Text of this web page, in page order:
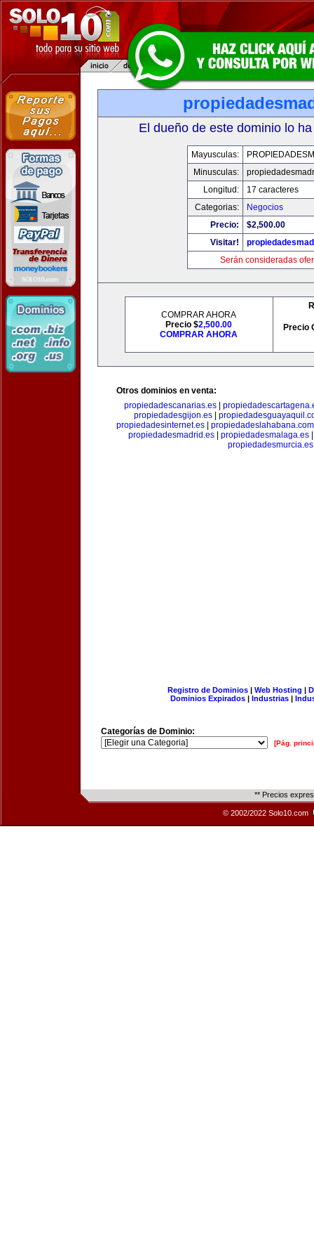
El dueño de este dominio lo
Mayusculas:
Minusculas:
Longitud:
17 caracteres
Categorias:
Negocios
Precio:
$2,500.00
Visitar!
Serán consideradas
COMPRAR AHORA
Precio $2,500.00
COMPRAR AHORA
Precio
Otros dominios en venta:
propiedadescanarias.es|
propiedadesgijon.es
propiedadesinternet.es
propiedadeslahabana.com
propiedadesmadrid.es
propiedadesmalaga.es
propiedadesmurcia.es
Registro de Dominios| Web Hosting |
Dominios Expirados | Industrias |
Categorías de Dominio:
[Pág.
** Precios
© 2002/2022 Solo10.com